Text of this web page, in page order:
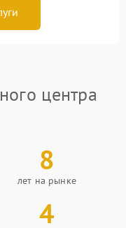
центра
8
лет на рынке
4